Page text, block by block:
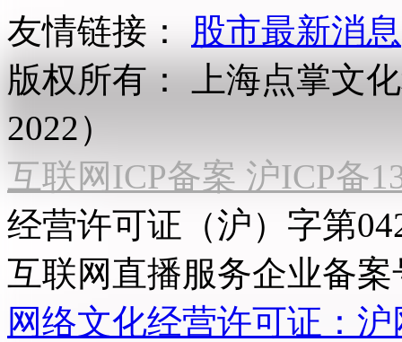
友情链接：
股市最新消息
版权所有：
上海点掌文
2022）
互联网ICP备案 沪ICP备
经营许可证（沪）字第
互联网直播服务企业备案
网络文化经营许可证：